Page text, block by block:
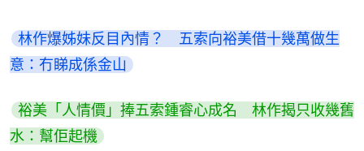
林作爆姊妹反目內情？　五索向裕美借十幾萬做生
意：冇睇成係金山
裕美「人情價」捧五索鍾睿心成名　林作揭只收幾舊
水：幫佢起機